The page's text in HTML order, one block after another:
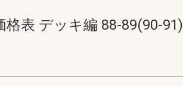
格表 デッキ編 88-89(90-91)